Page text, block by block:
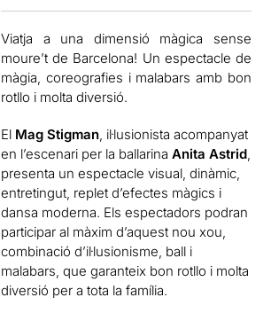
Viatja a una dimensió màgica sense
moure’t de Barcelona! Un espectacle de
màgia, coreografies i malabars amb bon
rotllo i molta diversió.
El Mag Stigman , il·lusionista acompanyat
en l’escenari per la ballarinaAnita Astrid
presenta un espectacle visual, dinàmic,
entretingut, replet d’efectes màgics i
dansa moderna. Els espectadors podran
participar al màxim d’aquest nou xou,
combinació d’il·lusionisme, ball i
malabars, que garanteix bon rotllo i molta
diversió per a tota la família.